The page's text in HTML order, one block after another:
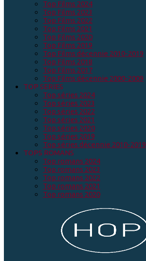
Top Films 2024
Top Films 2023
Top Films 2022
Top Films 2021
Top Films 2020
Top Films 2019
Top Films décennie 2010-2019
Top Films 2018
Top Films 2017
Top Films décennie 2000-2009
TOP SERIES
Top séries 2024
Top séries 2023
Top séries 2022
Top séries 2021
Top séries 2020
Top séries 2019
Top séries décennie 2010-2019
TOPS ROMANS
Top romans 2024
Top romans 2023
Top romans 2022
Top romans 2021
Top romans 2020